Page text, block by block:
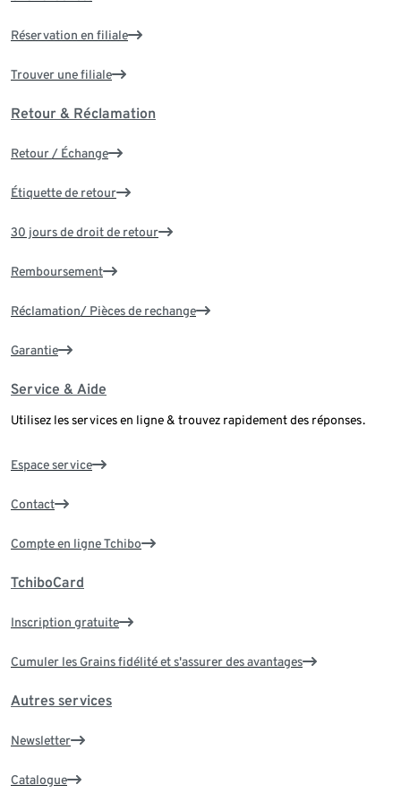
Réservation en filiale
Trouver une filiale
Retour & Réclamation
Retour / Échange
Étiquette de retour
30 jours de droit de retour
Remboursement
Réclamation/ Pièces de rechange
Garantie
Service & Aide
Utilisez les services en ligne & trouvez rapidement des réponses.
Espace service
Contact
Compte en ligne Tchibo
TchiboCard
Inscription gratuite
Cumuler les Grains fidélité et s'assurer des avantages
Autres services
Newsletter
Catalogue